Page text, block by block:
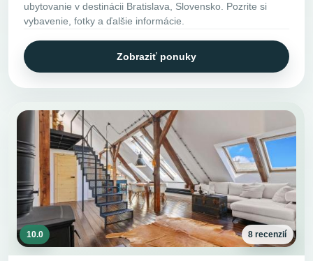
ubytovanie v destinácii Bratislava, Slovensko. Pozrite si
vybavenie, fotky a ďalšie informácie.
Zobraziť ponuky
10.0 8 recenzií